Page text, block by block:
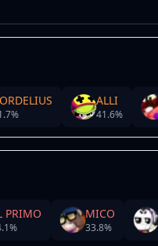
%
ALLI
41.6%
PRIMO
%
MICO
33.8%